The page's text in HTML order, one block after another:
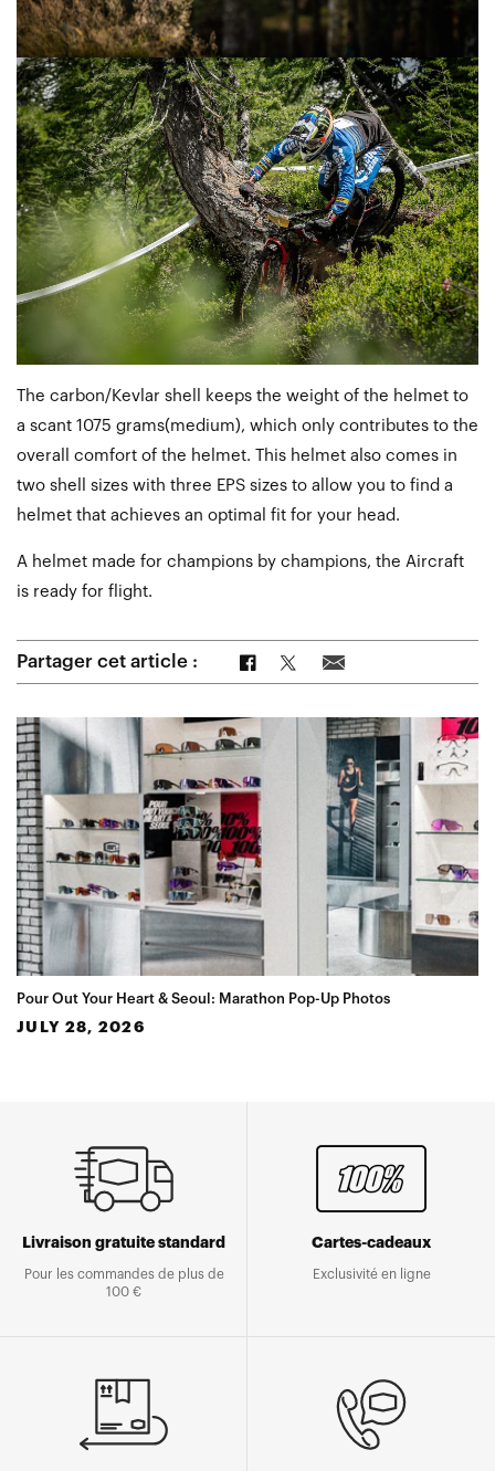
The carbon/Kevlar shell keeps the weight of the helmet to
a scant 1075 grams(medium), which only contributes to the
overall comfort of the helmet. This helmet also comes in
two shell sizes with three EPS sizes to allow you to find a
helmet that achieves an optimal fit for your head.
A helmet made for champions by champions, the Aircraft
is ready for flight.
Partager cet article : Partager sur Facebook
Partager sur TwitterPartager par e-mail
Pour Out Your Heart & Seoul: Marathon Pop-Up Photos
JULY 28, 2026
Livraison gratuite standard
Pour les commandes de plus de
100 €
Cartes-cadeaux
Exclusivité en ligne